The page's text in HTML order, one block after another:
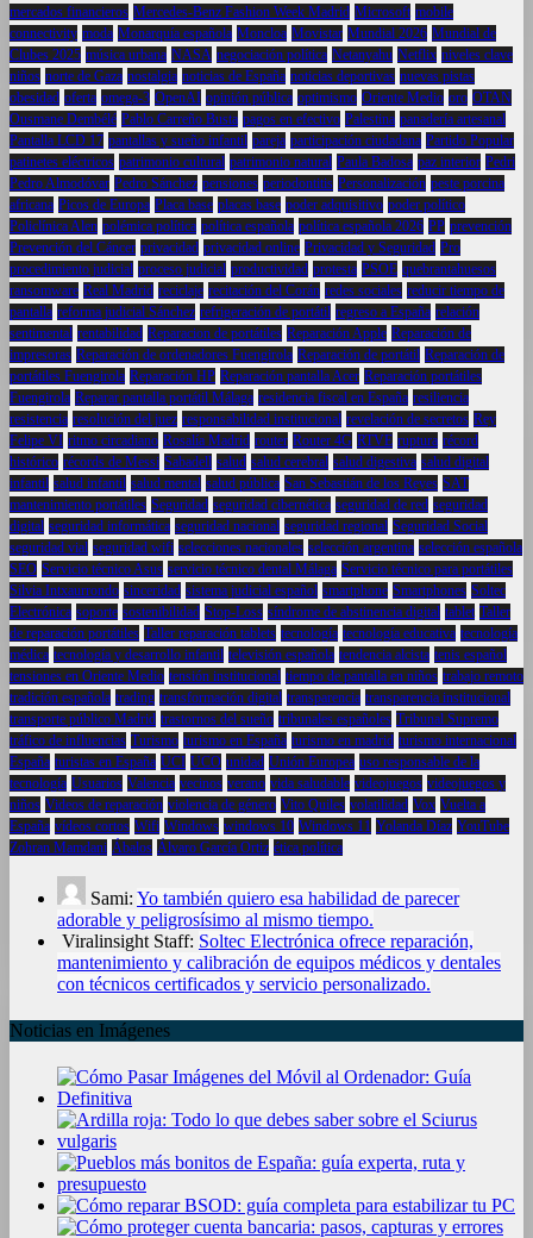
mercados financieros Mercedes-Benz Fashion Week Madrid Microsoft mobile
connectivity moda Monarquía española Moncloa Movistar Mundial 2026 Mundial de
Clubes 2025 música urbana NASA negociación política Netanyahu Netflix niveles clave
niños norte de Gaza nostalgia noticias de España noticias deportivas nuevas pistas
obesidad oferta omega-3 OpenAI opinión pública optimismo Oriente Medio oro OTAN
Ousmane Dembélé Pablo Carreño Busta pagos en efectivo Palestina panadería artesanal
Pantalla LCD 17 pantallas y sueño infantil pareja participación ciudadana Partido Popular
patinetes eléctricos patrimonio cultural patrimonio natural Paula Badosa paz interior Pedri
Pedro Almodóvar Pedro Sánchez pensiones periodontitis Personalización peste porcina
africana Picos de Europa Placa base placas base poder adquisitivo poder político
Policlínica Alen polémica política política española política española 2026 PP prevención
Prevención del Cáncer privacidad privacidad online Privacidad y Seguridad Pro
procedimiento judicial proceso judicial productividad protesta PSOE quebrantahuesos
ransomware Real Madrid reciclaje recitación del Corán redes sociales reducir tiempo de
pantalla reforma judicial Sánchez refrigeración de portátil regreso a España relación
sentimental rentabilidad Reparacion de portátiles Reparación Apple Reparación de
impresoras Reparación de ordenadores Fuengirola Reparación de portátil Reparación de
portátiles Fuengirola Reparación HP Reparación pantalla Acer Reparación portátiles
Fuengirola Reparar pantalla portátil Málaga residencia fiscal en España resiliencia
resistencia resolución del juez responsabilidad institucional revelación de secretos Rey
Felipe VI ritmo circadiano Rosalía Madrid router Router 4G RTVE ruptura récord
histórico récords de Messi Sabadell salud salud cerebral salud digestiva salud digital
infantil salud infantil salud mental salud pública San Sebastián de los Reyes SAT
mantenimiento portátiles Seguridad seguridad cibernética seguridad de red seguridad
digital seguridad informática seguridad nacional seguridad regional Seguridad Social
seguridad vial seguridad wifi selecciones nacionales selección argentina selección española
SEO Servicio técnico Asus servicio técnico dental Málaga Servicio técnico para portátiles
Silvia Intxaurrondo sinceridad sistema judicial español smartphone Smartphones Soltec
Electrónica soporte sostenibilidad Stop-Loss síndrome de abstinencia digital tablet Taller
de reparación portátiles Taller reparación tablets tecnología tecnología educativa tecnología
médica tecnología y desarrollo infantil televisión española tendencia alcista tenis español
tensiones en Oriente Medio tensión institucional tiempo de pantalla en niños trabajo remoto
tradición española trading transformación digital transparencia transparencia institucional
transporte público Madrid trastornos del sueño tribunales españoles Tribunal Supremo
tráfico de influencias Turismo turismo en España turismo en madrid turismo internacional
España turistas en España UCI UCO unidad Unión Europea uso responsable de la
tecnología Usuarios Valencia vecinos verano vida saludable videojuegos videojuegos y
niños Videos de reparación violencia de género Vito Quiles volatilidad Vox Vuelta a
España vídeos cortos Wifi Windows windows 10 Windows 11 Yolanda Díaz YouTube
Zohran Mamdani Ábalos Álvaro García Ortiz ética política
Sami: Yo también quiero esa habilidad de parecer
adorable y peligrosísimo al mismo tiempo.
Viralinsight Staff: Soltec Electrónica ofrece reparación,
mantenimiento y calibración de equipos médicos y dentales
con técnicos certificados y servicio personalizado.
Noticias en Imágenes